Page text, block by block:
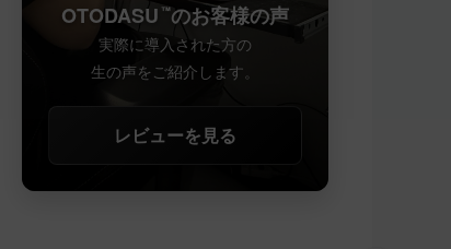
OTODASU ™のお客様の声
実際に導入された方の
生の声をご紹介します。
レビューを見る